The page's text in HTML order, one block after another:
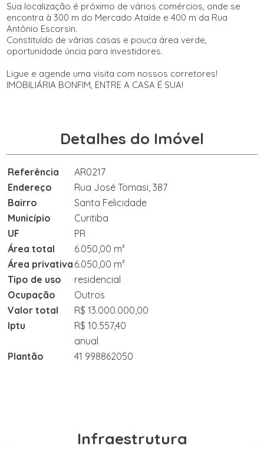
Sua localização é próximo de vários comércios, onde se
encontra à 300 m do Mercado Ataíde e 400 m da Rua
Antônio Escorsin.
Constituído de várias casas e pouca área verde,
oportunidade úncia para investidores.
Ligue e agende uma visita com nossos corretores!
IMOBILIÁRIA BONFIM, ENTRE A CASA É SUA!
Detalhes do Imóvel
Referência
AR0217
Endereço
Rua José Tomasi, 387
Bairro
Santa Felicidade
Município
Curitiba
UF
PR
Área total
6.050,00 m²
Área privativa 6.050,00 m²
Tipo de uso
residencial
Ocupação
Outros
Valor total
R$ 13.000.000,00
Iptu
R$ 10.557,40
anual
Plantão
41 998862050
Infraestrutura